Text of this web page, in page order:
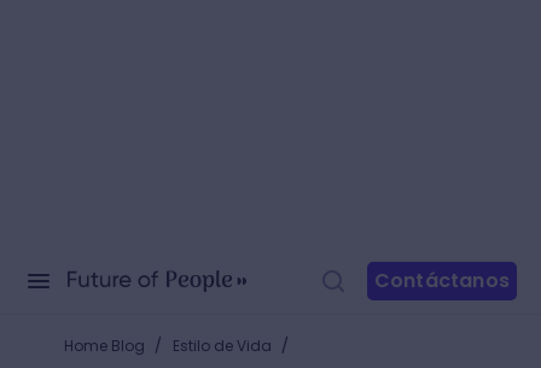
Contáctanos
Home Blog / Estilo de Vida /